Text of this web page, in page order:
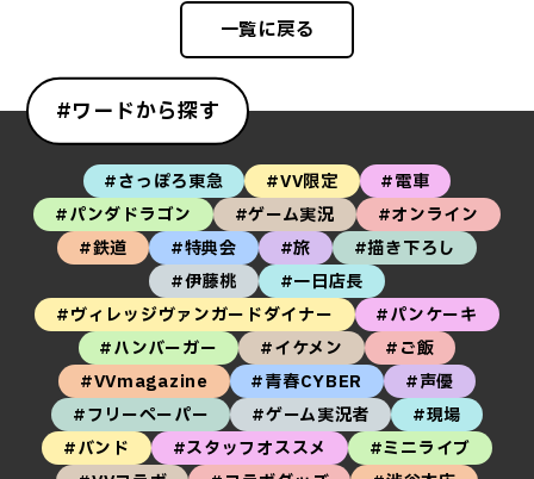
一覧に戻る
#ワードから探す
#さっぽろ東急 #VV限定
#電車
#パンダドラゴン
#ゲーム実況
#オンライン
#鉄道
#特典会 #旅
#描き下ろし
#伊藤桃
#一日店長
#ヴィレッジヴァンガードダイナー
#パンケーキ
#ハンバーガー
#イケメン
#ご飯
#VVmagazine
#青春CYBER
#声優
#フリーペーパー
#ゲーム実況者
#現場
#バンド
#スタッフオススメ
#ミニライブ